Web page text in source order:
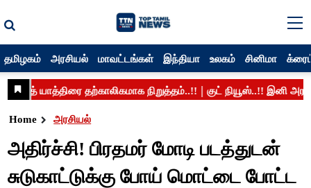
தமிழகம் அரசியல் மாவட்டங்கள் இந்தியா உலகம் சினிமா
Home அரசியல்
அதிர்ச்சி! பிரதமர் மோடி படத்துடன்
சுடுகாட்டுக்கு போய் மொட்டை போட்ட